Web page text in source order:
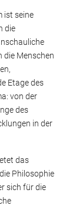
ist seine
die
die Menschen
Etage des
von der
des
in der
das
Philosophie
sich für die